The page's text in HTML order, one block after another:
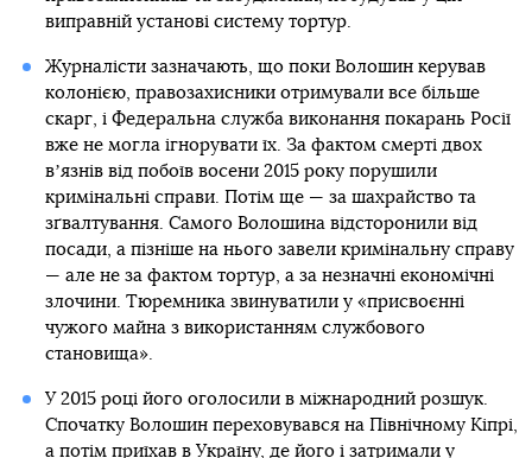
виправній установі систему тортур.
Журналісти зазначають, що поки Волошин керував
колонією, правозахисники отримували все більше
скарг, і Федеральна служба виконання покарань Росії
вже не могла ігнорувати їх. За фактом смерті двох
вʼязнів від побоїв восени 2015 року порушили
кримінальні справи. Потім ще — за шахрайство та
зґвалтування. Самого Волошина відсторонили від
посади, а пізніше на нього завели кримінальну справу
— але не за фактом тортур, а за незначні економічні
злочини. Тюремника звинуватили у «присвоєнні
чужого майна з використанням службового
становища».
У 2015 році його оголосили в міжнародний розшук.
Спочатку Волошин переховувався на Північному Кіпрі,
а потім приїхав в Україну, де його і затримали у